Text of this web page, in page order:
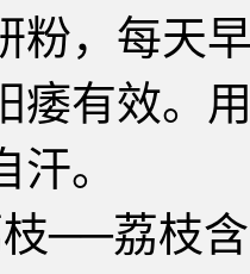
粉，每天
痿有效。
。
枝──荔枝